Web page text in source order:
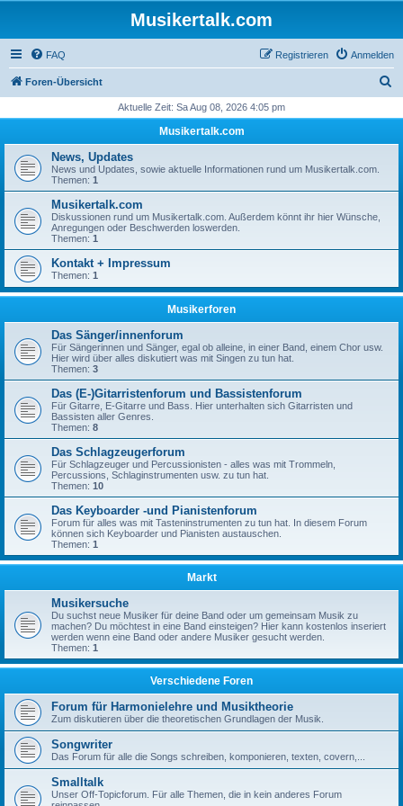
Musikertalk.com
FAQ Anmelden
Registrieren
Foren-Übersicht
h
Aktuelle Zeit: Sa Aug 08, 2026 4:05 pm
Musikertalk.com
News, Updates
News und Updates, sowie aktuelle Informationen rund um Musikertalk.com.
Themen: 1
Musikertalk.com
Diskussionen rund um Musikertalk.com. Außerdem könnt ihr hier Wünsche,
Anregungen oder Beschwerden loswerden.
Themen: 1
Kontakt + Impressum
Themen: 1
Musikerforen
Das Sänger/innenforum
Für Sängerinnen und Sänger, egal ob alleine, in einer Band, einem Chor usw.
Hier wird über alles diskutiert was mit Singen zu tun hat.
Themen: 3
Das (E-)Gitarristenforum und Bassistenforum
Für Gitarre, E-Gitarre und Bass. Hier unterhalten sich Gitarristen und
Bassisten aller Genres.
Themen: 8
Das Schlagzeugerforum
Für Schlagzeuger und Percussionisten - alles was mit Trommeln,
Percussions, Schlaginstrumenten usw. zu tun hat.
Themen: 10
Das Keyboarder -und Pianistenforum
Forum für alles was mit Tasteninstrumenten zu tun hat. In diesem Forum
können sich Keyboarder und Pianisten austauschen.
Themen: 1
Markt
Musikersuche
Du suchst neue Musiker für deine Band oder um gemeinsam Musik zu
machen? Du möchtest in eine Band einsteigen? Hier kann kostenlos inseriert
werden wenn eine Band oder andere Musiker gesucht werden.
Themen: 1
Verschiedene Foren
Forum für Harmonielehre und Musiktheorie
Zum diskutieren über die theoretischen Grundlagen der Musik.
Songwriter
Das Forum für alle die Songs schreiben, komponieren, texten, covern,...
Smalltalk
Unser Off-Topicforum. Für alle Themen, die in kein anderes Forum